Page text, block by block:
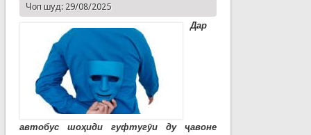
Чоп шуд: 29/08/2025
Дар
автобус шоҳиди гуфтугӯи ду ҷавоне